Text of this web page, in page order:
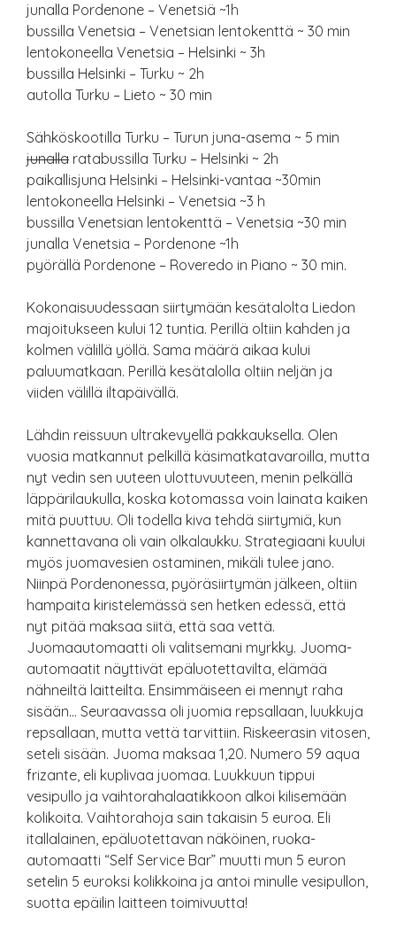
junalla Pordenone – Venetsiä ~1h
bussilla Venetsia – Venetsian lentokenttä ~ 30 min
lentokoneella Venetsia – Helsinki ~ 3h
bussilla Helsinki – Turku ~ 2h
autolla Turku – Lieto ~ 30 min
Sähköskootilla Turku – Turun juna-asema ~ 5 min
junalla ratabussilla Turku – Helsinki ~ 2h
paikallisjuna Helsinki – Helsinki-vantaa ~30min
lentokoneella Helsinki – Venetsia ~3 h
bussilla Venetsian lentokenttä – Venetsia ~30 min
junalla Venetsia – Pordenone ~1h
pyörällä Pordenone – Roveredo in Piano ~ 30 min.
Kokonaisuudessaan siirtymään kesätalolta Liedon
majoitukseen kului 12 tuntia. Perillä oltiin kahden ja
kolmen välillä yöllä. Sama määrä aikaa kului
paluumatkaan. Perillä kesätalolla oltiin neljän ja
viiden välillä iltapäivällä.
Lähdin reissuun ultrakevyellä pakkauksella. Olen
vuosia matkannut pelkillä käsimatkatavaroilla, mutta
nyt vedin sen uuteen ulottuvuuteen, menin pelkällä
läppärilaukulla, koska kotomassa voin lainata kaiken
mitä puuttuu. Oli todella kiva tehdä siirtymiä, kun
kannettavana oli vain olkalaukku. Strategiaani kuului
myös juomavesien ostaminen, mikäli tulee jano.
Niinpä Pordenonessa, pyöräsiirtymän jälkeen, oltiin
hampaita kiristelemässä sen hetken edessä, että
nyt pitää maksaa siitä, että saa vettä.
Juomaautomaatti oli valitsemani myrkky. Juoma-
automaatit näyttivät epäluotettavilta, elämää
nähneiltä laitteilta. Ensimmäiseen ei mennyt raha
sisään… Seuraavassa oli juomia repsallaan, luukkuja
repsallaan, mutta vettä tarvittiin. Riskeerasin vitosen,
seteli sisään. Juoma maksaa 1,20. Numero 59 aqua
frizante, eli kuplivaa juomaa. Luukkuun tippui
vesipullo ja vaihtorahalaatikkoon alkoi kilisemään
kolikoita. Vaihtorahoja sain takaisin 5 euroa. Eli
itallalainen, epäluotettavan näköinen, ruoka-
automaatti “Self Service Bar” muutti mun 5 euron
setelin 5 euroksi kolikkoina ja antoi minulle vesipullon,
suotta epäilin laitteen toimivuutta!